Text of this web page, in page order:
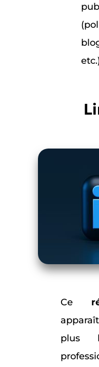
Ce
plus